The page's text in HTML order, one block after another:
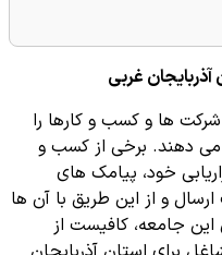
غربی
ها و کسب و کارها را
دهند. برخی از کسب و
خود، پیامک های
و از این طریق با آن ها
این جامعه، کافیست از